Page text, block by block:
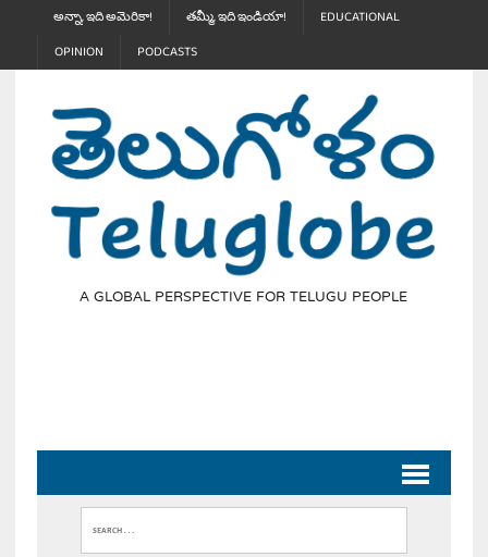
అన్నా, ఇది అమెరికా! తమ్మీ, ఇది ఇండియా!
EDUCATIONAL
OPINION
PODCASTS
A GLOBAL PERSPECTIVE FOR TELUGU PEOPLE